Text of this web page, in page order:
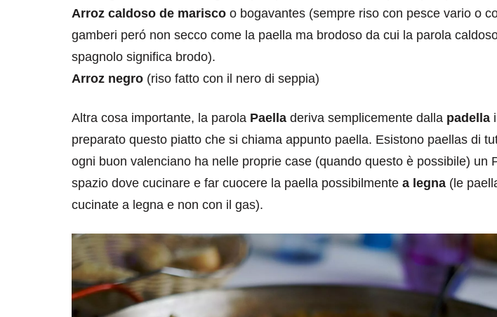
Arroz caldoso de marisco o bogavantes (sempre riso con pesce vario o
gamberi peró non secco come la paella ma brodoso da cui la parola
spagnolo significa brodo).
Arroz negro (riso fatto con il nero di seppia)
Altra cosa importante, la parola Paella deriva semplicemente dalla padella
preparato questo piatto che si chiama appunto paella. Esistono paellas di
ogni buon valenciano ha nelle proprie case (quando questo è possibile) un
spazio dove cucinare e far cuocere la paella possibilmente a legna (le
cucinate a legna e non con il gas).